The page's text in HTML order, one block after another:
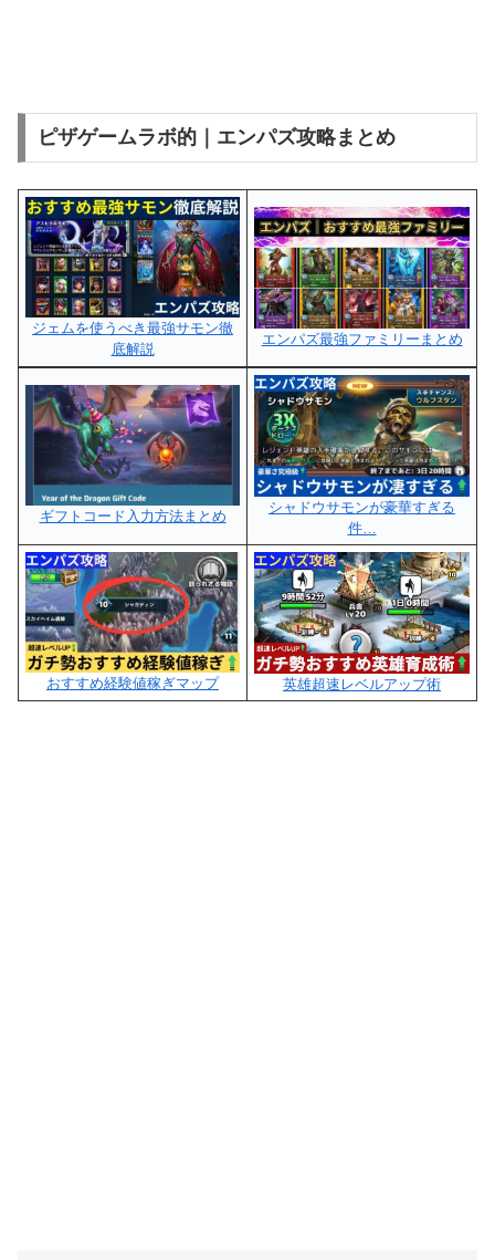
ピザゲームラボ的｜エンパズ攻略まとめ
ジェムを使うべき最強サモン徹
底解説
エンパズ最強ファミリーまとめ
ギフトコード入力方法まとめ
シャドウサモンが豪華すぎる
件…
おすすめ経験値稼ぎマップ 英雄超速レベルアップ術